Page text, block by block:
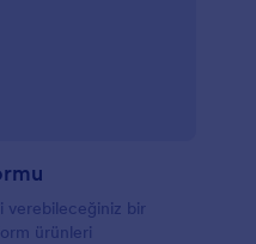
verebileceğiniz bir
ürünleri